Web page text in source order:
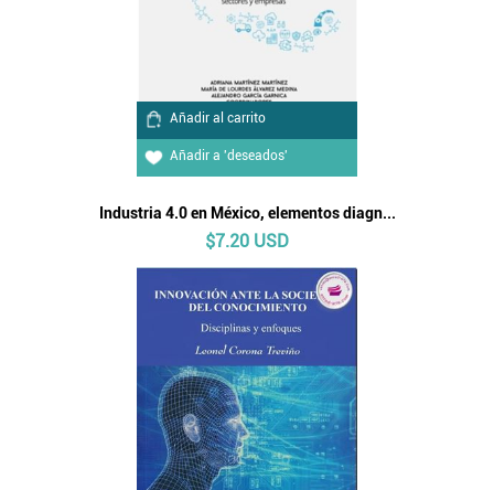
Añadir al carrito
Añadir a 'deseados'
Industria 4.0 en México, elementos diagn...
$7.20 USD